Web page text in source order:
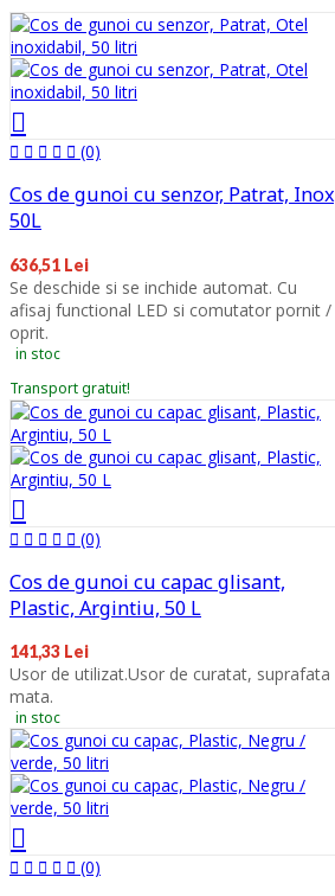
(0)
Cos de gunoi cu senzor, Patrat,
50L
636,51 Lei
Se deschide si se inchide automat. Cu
afisaj functional LED si comutator pornit /
oprit.
in stoc
Transport gratuit!
(0)
Cos de gunoi cu capac glisant,
Plastic, Argintiu, 50 L
141,33 Lei
Usor de utilizat.Usor de curatat, suprafata
mata.
in stoc
(0)